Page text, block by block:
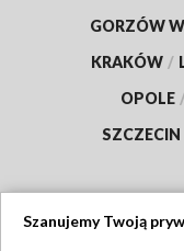
GORZÓW
KRAKÓW /
OPOLE
SZCZECIN
Szanujemy Twoją